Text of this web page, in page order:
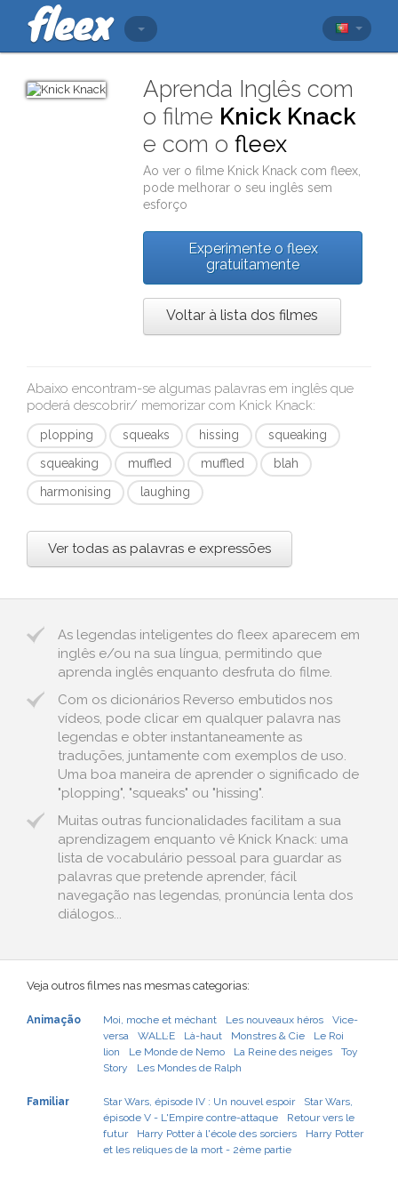
Aprenda Inglês com
o filme Knick Knack
e com ofleex
Ao ver o filme Knick Knack comfleex
pode melhorar o seu inglês sem
esforço
Experimente o fleex
gratuitamente
Voltar à lista dos filmes
Abaixo encontram-se algumas palavras em inglês que
poderá descobrir/ memorizar com Knick Knack:
plopping squeaks hissing
squeaking
squeaking
muffled muffled
blah
harmonising
laughing
Ver todas as palavras e expressões
As legendas inteligentes do fleex aparecem em
inglês e/ou na sua língua, permitindo que
aprenda inglês enquanto desfruta do filme.
Com os dicionários Reverso embutidos nos
vídeos, pode clicar em qualquer palavra nas
legendas e obter instantaneamente as
traduções, juntamente com exemplos de uso.
Uma boa maneira de aprender o significado de
"plopping", "squeaks" ou "hissing".
Muitas outras funcionalidades facilitam a sua
aprendizagem enquanto vê Knick Knack: uma
lista de vocabulário pessoal para guardar as
palavras que pretende aprender, fácil
navegação nas legendas, pronúncia lenta dos
diálogos...
Veja outros filmes nas mesmas categorias:
Animação Moi, moche et méchant Les nouveaux héros
Vice-
versa
WALL·E Là-haut Monstres & Cie
Le Roi
lion
Le Monde de Nemo La Reine des neiges
Toy
Story
Les Mondes de Ralph
Familiar Star Wars, épisode IV : Un nouvel espoir
Star Wars,
épisode V - L'Empire contre-attaque
Retour vers le
futur
Harry Potter à l'école des sorciers
Harry Potter
et les reliques de la mort - 2ème partie